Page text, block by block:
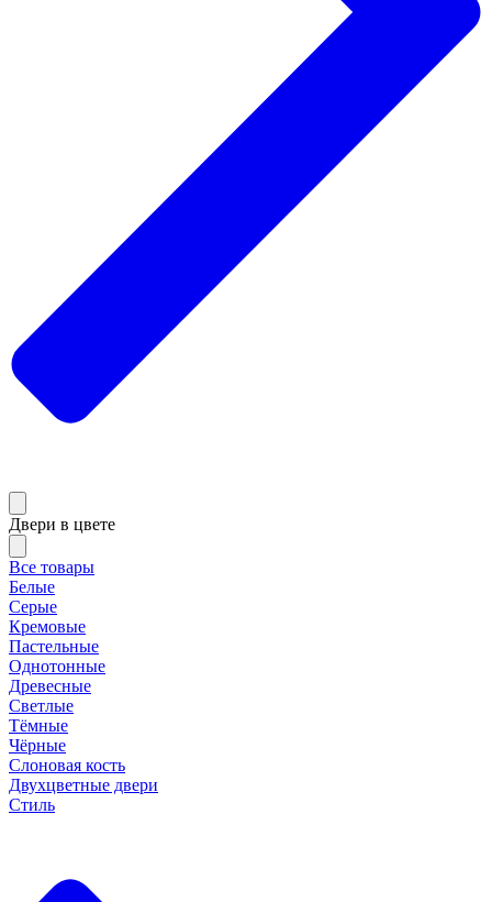
Двери в цвете
Все товары
Белые
Серые
Кремовые
Пастельные
Однотонные
Древесные
Светлые
Тёмные
Чёрные
Слоновая кость
Двухцветные двери
Стиль